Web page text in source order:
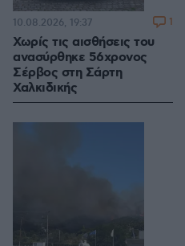
Χωρίς τις αισθήσεις του
ανασύρθηκε 56χρονος
Σέρβος στη Σάρτη
Χαλκιδικής
10.08.2026, 19:37 1